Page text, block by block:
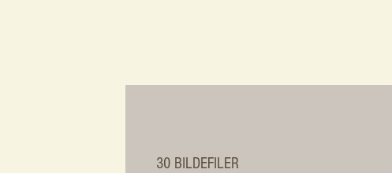
30 BILDEFILER